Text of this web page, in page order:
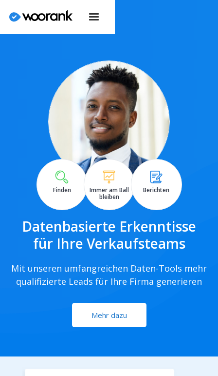
Finden
Immer am Ball
bleiben
Berichten
Datenbasierte Erkenntisse
für Ihre Verkaufsteams
Mit unseren umfangreichen Daten-Tools mehr
qualifizierte Leads für Ihre Firma generieren
Mehr dazu